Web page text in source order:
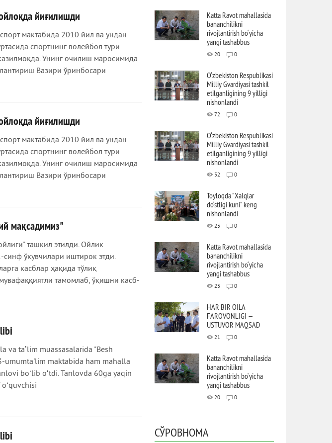
йиғилишди
мактабида 2010 йил ва ундан
спортнинг волейбол тури
Унинг очилиш маросимида
Вазири ўринбосари
йиғилишди
мактабида 2010 йил ва ундан
спортнинг волейбол тури
Унинг очилиш маросимида
Вазири ўринбосари
мақсадимиз"
ташкил этилди. Ойлик
ўқувчилари иштирок этди.
касблар ҳақида тўлиқ
тамомлаб, ўқишни касб-
va taʼlim muassasalarida "Besh
umumta'lim maktabida ham mahalla
boʻlib oʻtdi. Tanlovda 60ga yaqin
Katta Ravot mahallasida
bananchilikni
rivojlantirish bo‘yicha
yangi tashabbus
20 0
O‘zbekiston Respublikasi
Milliy Gvardiyasi tashkil
etilganligining 9 yilligi
nishonlandi
72 0
O‘zbekiston Respublikasi
Milliy Gvardiyasi tashkil
etilganligining 9 yilligi
nishonlandi
32 0
Toyloqda "Xalqlar
do‘stligi kuni" keng
nishonlandi
23 0
Katta Ravot mahallasida
bananchilikni
rivojlantirish bo‘yicha
yangi tashabbus
23 0
HAR BIR OILA
FAROVONLIGI —
USTUVOR MAQSAD
21 0
Katta Ravot mahallasida
bananchilikni
rivojlantirish bo‘yicha
yangi tashabbus
20 0
СЎРОВНОМА